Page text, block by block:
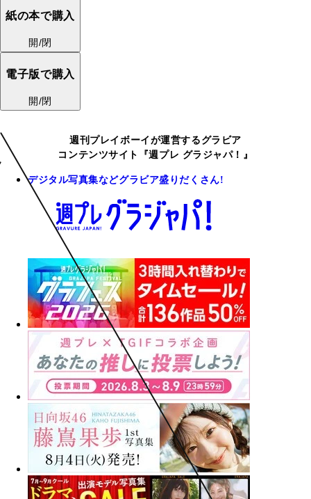
紙の本で購入
開/閉
電子版で購入
開/閉
週刊プレイボーイが運営するグラビア
コンテンツサイト『週プレ グラジャパ！』
デジタル写真集などグラビア盛りだくさん!